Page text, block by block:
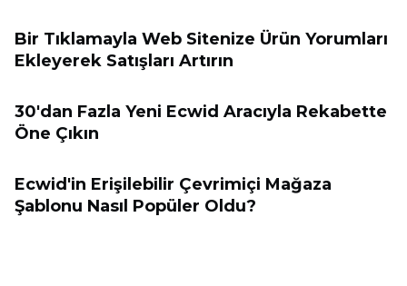
Bir Tıklamayla Web Sitenize Ürün Yorumları
Ekleyerek Satışları Artırın
30'dan Fazla Yeni Ecwid Aracıyla Rekabette
Öne Çıkın
Ecwid'in Erişilebilir Çevrimiçi Mağaza
Şablonu Nasıl Popüler Oldu?